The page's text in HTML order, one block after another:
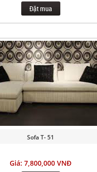
Đặt mua
Sofa T- 51
Giá: 7,800,000 VNĐ